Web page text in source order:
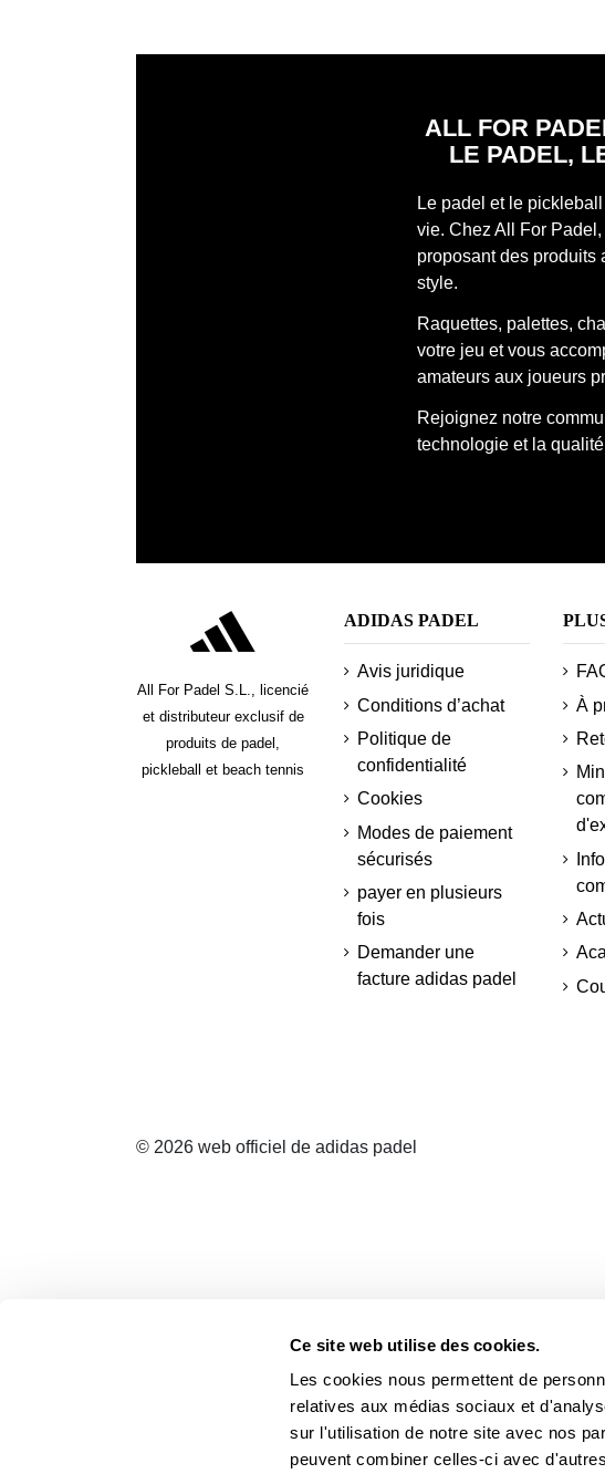
Ce site web utilise des cookies.
Les cookies nous permettent de
relatives aux médias sociaux et
sur l'utilisation de notre site avec nos
peuvent combiner celles-ci avec
ALL FOR
LE PADEL,
Le padel et le
vie. Chez All For
proposant des produits
style.
Raquettes, palettes,
votre jeu et vous
amateurs aux joueurs
Rejoignez notre
technologie et la
All For Padel S.L., licencié
et distributeur exclusif de
produits de padel,
pickleball et beach tennis
ADIDAS PADEL
Avis juridique
Conditions d’achat
Politique de
confidentialité
Cookies
Modes de paiement
sécurisés
payer en plusieurs
fois
Demander une
facture adidas padel
À
© 2026 web officiel de adidas padel